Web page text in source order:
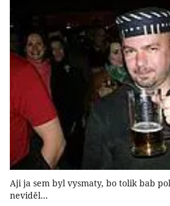
Aji ja sem byl vysmaty, bo tolik bab
neviděl…